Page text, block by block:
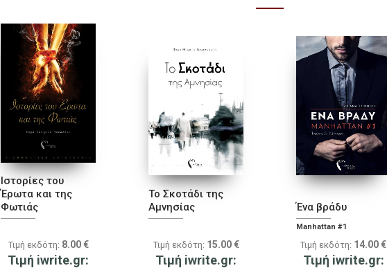
Ιστορίες του
Έρωτα και της
Φωτιάς
Τιμή εκδότη: 8.00 €
Τιμή iwrite.gr:
Το Σκοτάδι της
Αμνησίας
Τιμή εκδότη: 15.00 €
Τιμή iwrite.gr:
Ένα βράδυ
Manhattan #1
Τιμή εκδότη: 14.00 €
Τιμή iwrite.gr: